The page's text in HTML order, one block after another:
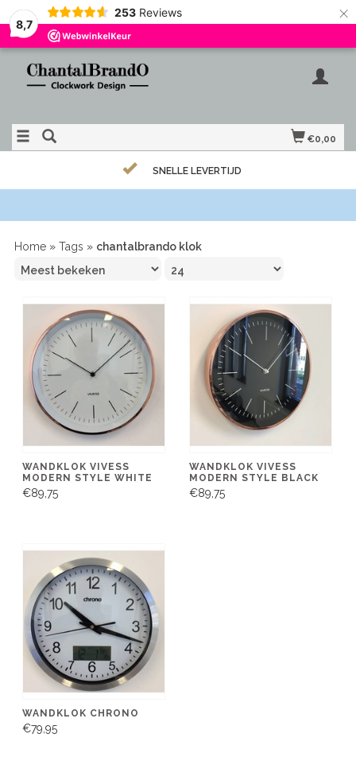
8,7
253 Reviews ×
€0,00
SNELLE LEVERTIJD
Home » Tags » chantalbrando klok
WANDKLOK VIVESS
MODERN STYLE WHITE
€89,75
WANDKLOK VIVESS
MODERN STYLE BLACK
€89,75
WANDKLOK CHRONO
€79,95